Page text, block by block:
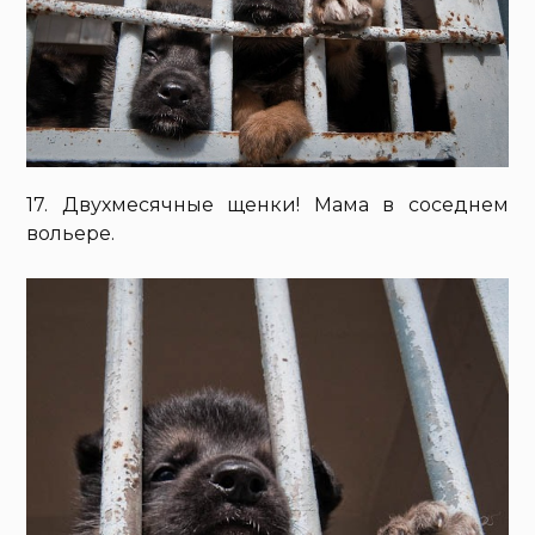
17. Двухмесячные щенки! Мама в соседнем
вольере.